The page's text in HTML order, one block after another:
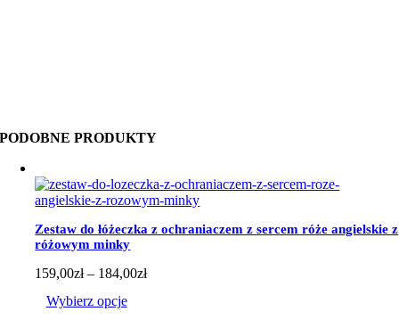
PODOBNE PRODUKTY
Zestaw do łóżeczka z ochraniaczem z sercem róże angielskie z
różowym minky
159,00zł – 184,00złZakres
Wybierz opcje